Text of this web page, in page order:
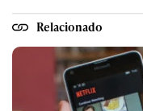
Relacionado